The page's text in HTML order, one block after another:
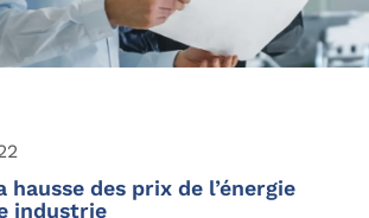
hausse des prix de l’énergie
industrie